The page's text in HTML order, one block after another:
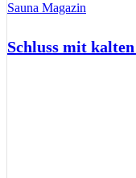
Sauna Magazin
Schluss mit